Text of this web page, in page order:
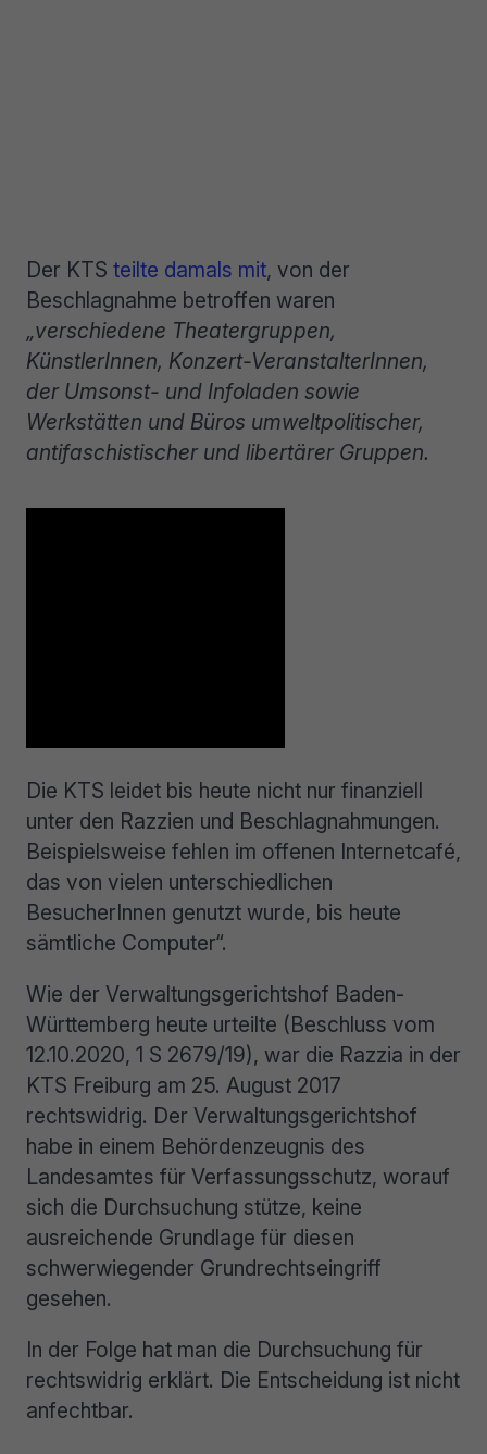
Der KTS teilte damals mit, von der
Beschlagnahme betroffen waren
„verschiedene Theatergruppen,
KünstlerInnen, Konzert-VeranstalterInnen,
der Umsonst- und Infoladen sowie
Werkstätten und Büros umweltpolitischer,
antifaschistischer und libertärer Gruppen.
Die KTS leidet bis heute nicht nur finanziell
unter den Razzien und Beschlagnahmungen.
Beispielsweise fehlen im offenen Internetcafé,
das von vielen unterschiedlichen
BesucherInnen genutzt wurde, bis heute
sämtliche Computer“.
Wie der Verwaltungsgerichtshof Baden-
Württemberg heute urteilte (Beschluss vom
12.10.2020, 1 S 2679/19), war die Razzia in der
KTS Freiburg am 25. August 2017
rechtswidrig. Der Verwaltungsgerichtshof
habe in einem Behördenzeugnis des
Landesamtes für Verfassungsschutz, worauf
sich die Durchsuchung stütze, keine
ausreichende Grundlage für diesen
schwerwiegender Grundrechtseingriff
gesehen.
In der Folge hat man die Durchsuchung für
rechtswidrig erklärt. Die Entscheidung ist nicht
anfechtbar.